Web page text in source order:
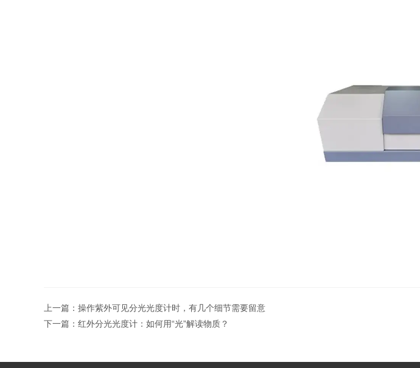
上一篇： 操作紫外可见分光光度计时，有几个细节需要留意
下一篇： 红外分光光度计：如何用“光”解读物质？